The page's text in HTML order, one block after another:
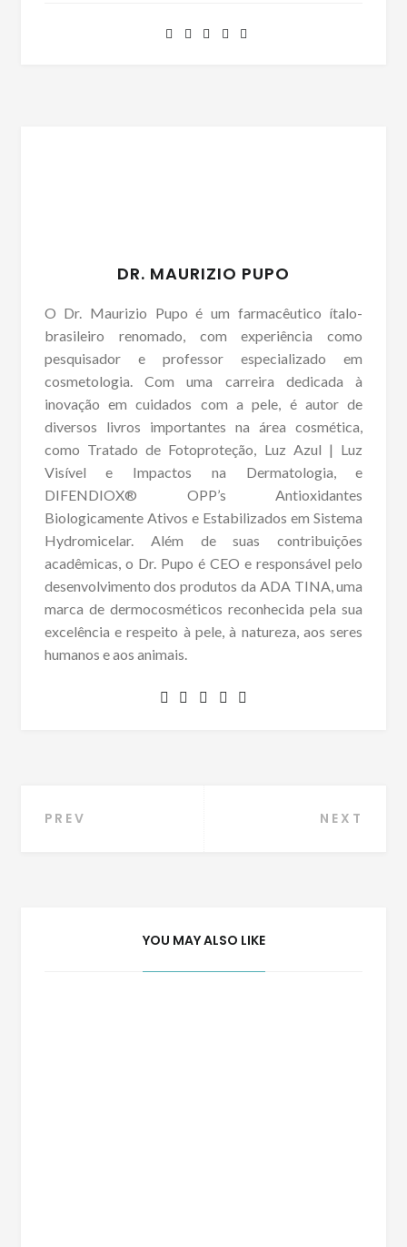
DR. MAURIZIO PUPO
O Dr. Maurizio Pupo é um farmacêutico ítalo-
brasileiro renomado, com experiência como
pesquisador e professor especializado em
cosmetologia. Com uma carreira dedicada à
inovação em cuidados com a pele, é autor de
diversos livros importantes na área cosmética,
como Tratado de Fotoproteção, Luz Azul | Luz
Visível e Impactos na Dermatologia, e
DIFENDIOX® OPP’s Antioxidantes
Biologicamente Ativos e Estabilizados em Sistema
Hydromicelar. Além de suas contribuições
acadêmicas, o Dr. Pupo é CEO e responsável pelo
desenvolvimento dos produtos da ADA TINA, uma
marca de dermocosméticos reconhecida pela sua
excelência e respeito à pele, à natureza, aos seres
humanos e aos animais.
Navegação
PREV NEXT
YOU MAY ALSO LIKE